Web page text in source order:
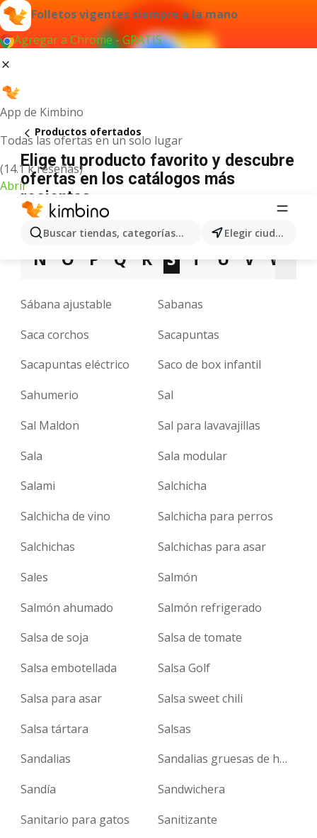
Folletos vigentes siempre a la mano
Agregar a Chrome - GRATIS
App de Kimbino
Todas las ofertas en un solo lugar
(14.1 k reseñas)
Abrir
Buscar tiendas, categorías, productos... Elegir ciudad
Productos ofertados
Elige tu producto favorito y descubre
ofertas en los catálogos más
recientes
A B C D E F H I J
N
O P Q R S T U V W
Sábana ajustable
Sabanas
Saca corchos
Sacapuntas
Sacapuntas eléctrico
Saco de box infantil
Sahumerio
Sal
Sal Maldon
Sal para lavavajillas
Sala
Sala modular
Salami
Salchicha
Salchicha de vino
Salchicha para perros
Salchichas
Salchichas para asar
Sales
Salmón
Salmón ahumado
Salmón refrigerado
Salsa de soja
Salsa de tomate
Salsa embotellada
Salsa Golf
Salsa para asar
Salsa sweet chili
Salsa tártara
Salsas
Sandalias
Sandalias gruesas de hule
Sandía
Sandwichera
Sanitario para gatos
Sanitizante